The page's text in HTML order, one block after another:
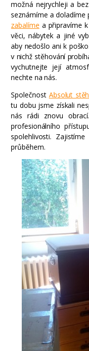
možná nejrychleji a
seznámíme a doladíme
zabalíme a připravíme
věci, nábytek a jiné
aby nedošlo ani k
v nichž stěhování
vychutnejte její
nechte na nás.
Společnost Absolut
tu dobu jsme získali
nás rádi znovu
profesionálního
spolehlivosti.
průběhem.